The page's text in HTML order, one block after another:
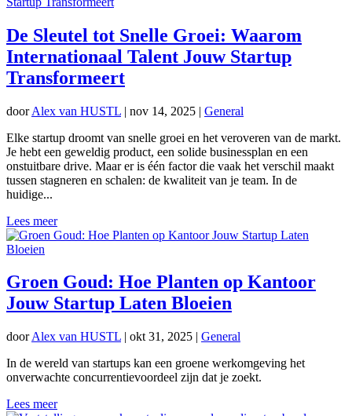
De Sleutel tot Snelle Groei: Waarom
Internationaal Talent Jouw Startup
Transformeert
doorAlex van HUSTL | nov 14, 2025 | General
Elke startup droomt van snelle groei en het veroveren van de markt.
Je hebt een geweldig product, een solide businessplan en een
onstuitbare drive. Maar er is één factor die vaak het verschil maakt
tussen stagneren en schalen: de kwaliteit van je team. In de
huidige...
Lees meer
Groen Goud: Hoe Planten op Kantoor
Jouw Startup Laten Bloeien
doorAlex van HUSTL | okt 31, 2025 | General
In de wereld van startups kan een groene werkomgeving het
onverwachte concurrentievoordeel zijn dat je zoekt.
Lees meer